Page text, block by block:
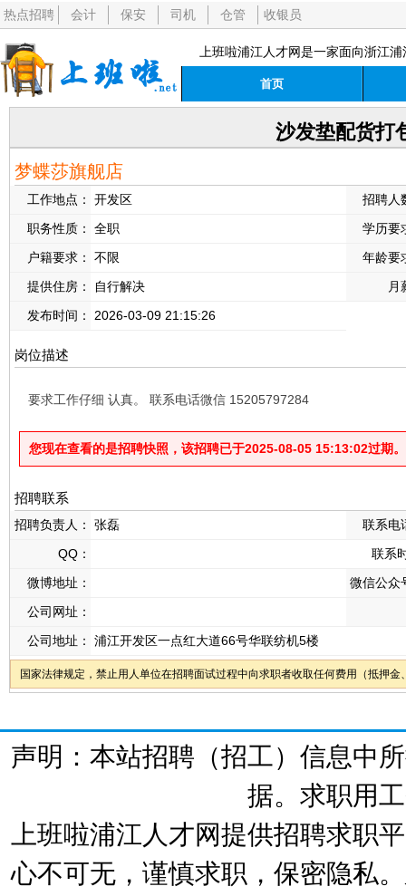
热点招聘 会计 保安 司机 仓管 收银员
上班啦浦江人才网是一家面向浙江
首页
沙发垫配货打
梦蝶莎旗舰店
工作地点： 开发区
招聘人
职务性质：
全职
学历要
户籍要求：
不限
年龄要
提供住房：
自行解决
月
发布时间：
2026-03-09 21:15:26
岗位描述
要求工作仔细 认真。 联系电话微信 15205797284
您现在查看的是招聘快照，该招聘已于2025-08-05 15:13:02过期。
招聘联系
招聘负责人： 张磊
联系电
QQ：
联系
微博地址：
微信公众
公司网址：
公司地址：
浦江开发区一点红大道66号华联纺机5楼
国家法律规定，禁止用人单位在招聘面试过程中向求职者收取任何费用（抵押
声明：本站招聘（招工）信息中
据。求职用
上班啦浦江人才网提供招聘求职
心不可无，谨慎求职，保密隐私